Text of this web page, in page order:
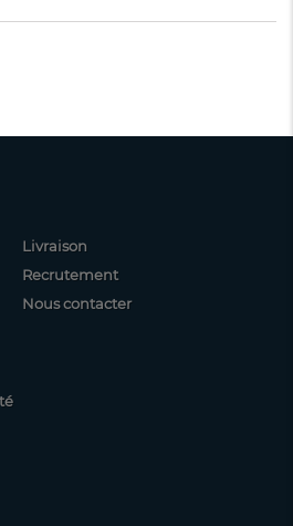
Livraison
Recrutement
Nous contacter